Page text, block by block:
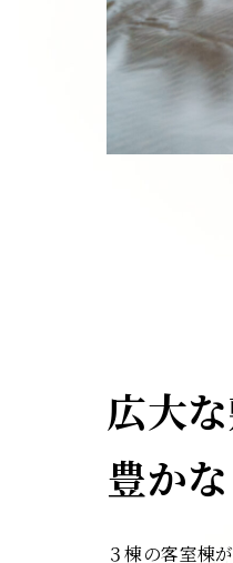
広大
豊か
３棟の客室棟